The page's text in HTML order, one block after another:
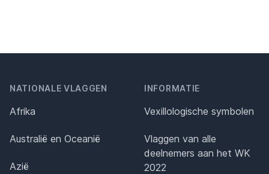
NATIONALE VLAGGEN
Afrika
Australië en Oceanië
Azië
INFORMATIE
Vexillologische symbolen
Vlaggen van alle
deelnemers aan het WK
2022